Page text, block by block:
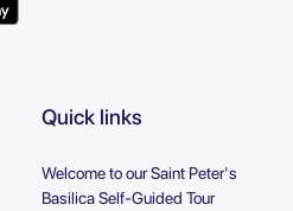
Quick links
Welcome to our Saint Peter's
Basilica Self-Guided Tour